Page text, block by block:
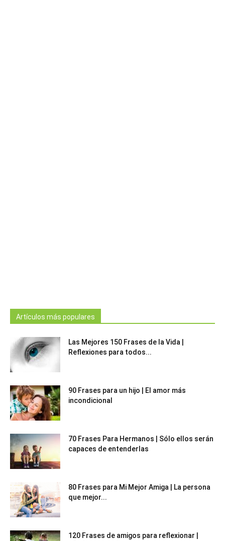
Artículos más populares
Las Mejores 150 Frases de la Vida |
Reflexiones para todos...
90 Frases para un hijo | El amor más
incondicional
70 Frases Para Hermanos | Sólo ellos serán
capaces de entenderlas
80 Frases para Mi Mejor Amiga | La persona
que mejor...
120 Frases de amigos para reflexionar |